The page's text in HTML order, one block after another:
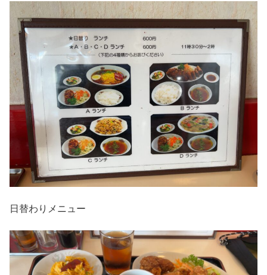
日替わりメニュー